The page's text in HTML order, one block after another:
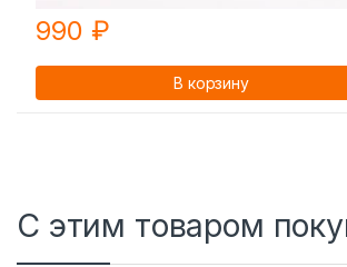
990 ₽
В корзину
С этим товаром